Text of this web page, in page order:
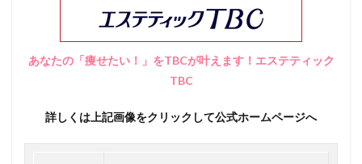
あなたの「痩せたい！」をTBCが叶えます！エステティック
TBC
詳しくは上記画像をクリックして公式ホームページへ